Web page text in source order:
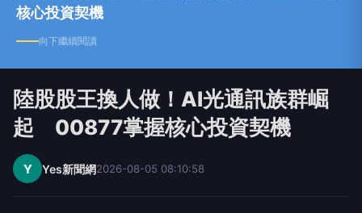
核心投資契機
向下繼續閱讀
陸股股王換人做！AI光通訊族群崛
起 00877掌握核心投資契機
Y Yes新聞網2026-08-05 08:10:58